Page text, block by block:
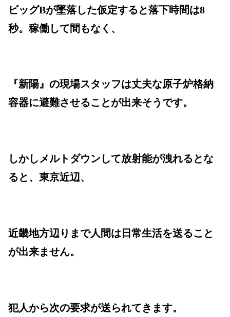
ビッグBが墜落した仮定すると落下時間は8
秒。稼働して間もなく、
『新陽』の現場スタッフは丈夫な原子炉格納
容器に避難させることが出来そうです。
しかしメルトダウンして放射能が洩れるとな
ると、東京近辺、
近畿地方辺りまで人間は日常生活を送ること
が出来ません。
犯人から次の要求が送られてきます。